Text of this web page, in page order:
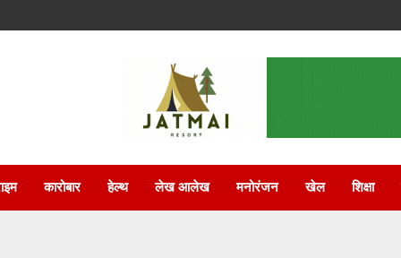
कारोबार हेल्थ लेख आलेख मनोरंजन खेल शिक्षा